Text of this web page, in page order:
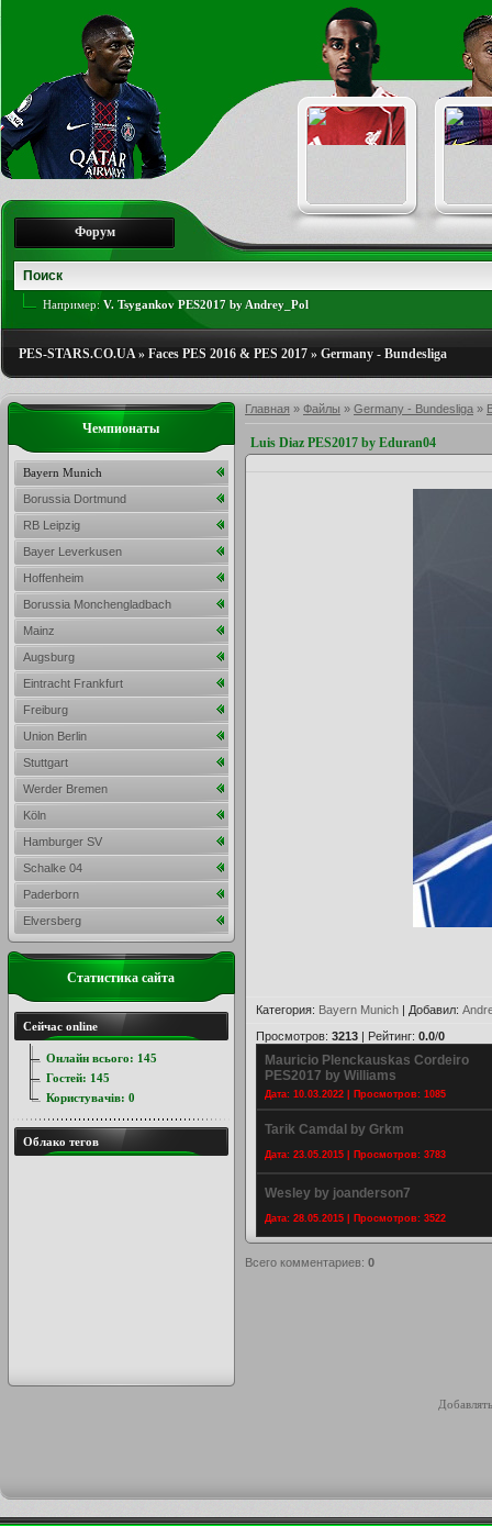
Форум
Например: V. Tsygankov PES2017 by Andrey_Pol
PES-STARS.CO.UA» Faces PES 2016 & PES 2017 » Germany - Bundesliga
Главная » Файлы » Germany - Bundesliga »
Luis Diaz PES2017 by Eduran04
Категория: Bayern Munich | Добавил:
Просмотров: 3213 | Рейтинг: 0.0/0
Mauricio Plenckauskas Cordeiro
PES2017 by Williams
Дата: 10.03.2022 | Просмотров: 1085
Tarik Camdal by Grkm
Дата: 23.05.2015 | Просмотров: 3783
Wesley by joanderson7
Дата: 28.05.2015 | Просмотров: 3522
Всего комментариев: 0
Чемпионаты
Bayern Munich
Borussia Dortmund
RB Leipzig
Bayer Leverkusen
Hoffenheim
Borussia Monchengladbach
Mainz
Augsburg
Eintracht Frankfurt
Freiburg
Union Berlin
Stuttgart
Werder Bremen
Köln
Hamburger SV
Schalke 04
Paderborn
Elversberg
Статистика сайта
Сейчас online
Онлайн всього: 145
Гостей: 145
Користувачів: 0
Облако тегов